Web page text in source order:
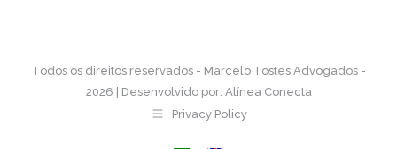
Todos os direitos reservados - Marcelo Tostes Advogados -
2026 | Desenvolvido por: Alínea Conecta
Privacy Policy